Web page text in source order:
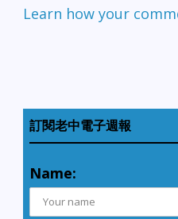
Learn how your
訂閱老中電子週報
Name: